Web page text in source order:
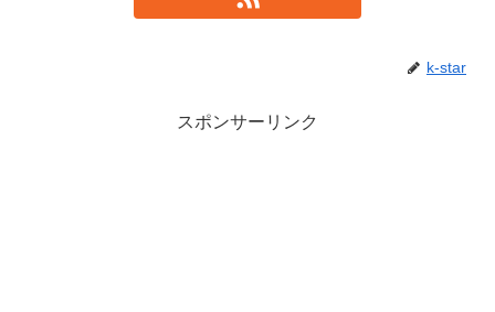
k-star
スポンサーリンク